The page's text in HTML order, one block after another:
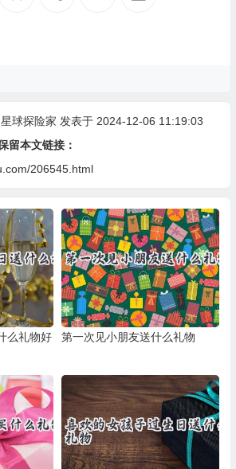
球探险家 发表于 2024-12-06 11:19:03
留本文链接：
206545.html
么礼物好 第一次见小朋友送什么礼物